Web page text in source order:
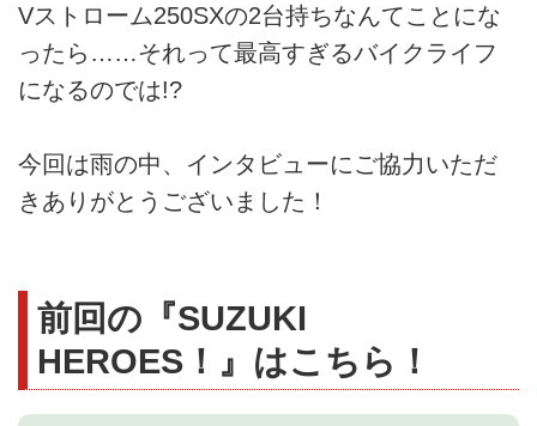
Vストローム250SXの2台持ちなんてことにな
ったら……それって最高すぎるバイクライフ
になるのでは!?
今回は雨の中、インタビューにご協力いただ
きありがとうございました！
前回の『SUZUKI
HEROES！』はこちら！